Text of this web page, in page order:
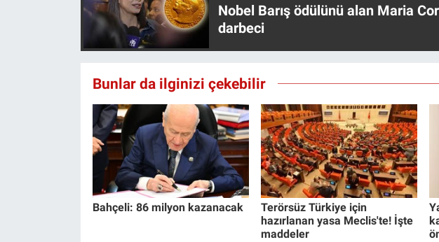
Nobel Barış ödülünü alan Maria
darbeci
Bunlar da ilginizi çekebilir
Bahçeli: 86 milyon kazanacak
Terörsüz Türkiye için
hazırlanan yasa Meclis'te! İşte
maddeler
Türkiye'nin Gündemi
Yerel Gündem
Yerel Yaşam
Canlı Yayın